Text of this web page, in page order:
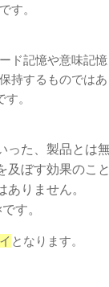
す。
ド記憶や意味記
持するものではあ
。
った、製品とは
及ぼす効果のこ
ありません。
す。
となります。